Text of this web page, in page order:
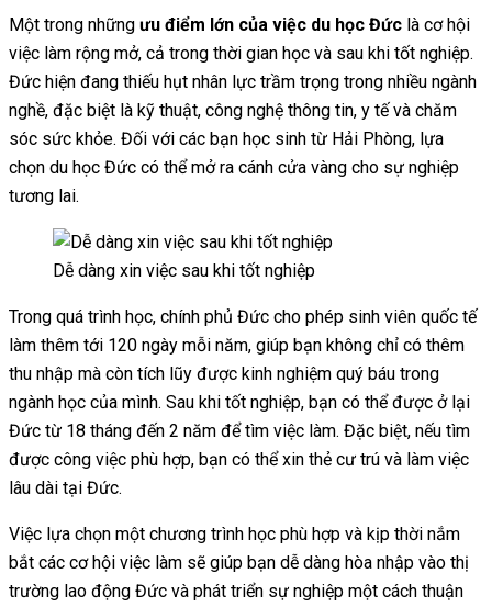
Một trong những ưu điểm lớn của việc du học Đức là cơ hội
việc làm rộng mở, cả trong thời gian học và sau khi tốt nghiệp.
Đức hiện đang thiếu hụt nhân lực trầm trọng trong nhiều ngành
nghề, đặc biệt là kỹ thuật, công nghệ thông tin, y tế và chăm
sóc sức khỏe. Đối với các bạn học sinh từ Hải Phòng, lựa
chọn du học Đức có thể mở ra cánh cửa vàng cho sự nghiệp
tương lai.
Dễ dàng xin việc sau khi tốt nghiệp
Trong quá trình học, chính phủ Đức cho phép sinh viên quốc tế
làm thêm tới 120 ngày mỗi năm, giúp bạn không chỉ có thêm
thu nhập mà còn tích lũy được kinh nghiệm quý báu trong
ngành học của mình. Sau khi tốt nghiệp, bạn có thể được ở lại
Đức từ 18 tháng đến 2 năm để tìm việc làm. Đặc biệt, nếu tìm
được công việc phù hợp, bạn có thể xin thẻ cư trú và làm việc
lâu dài tại Đức.
Việc lựa chọn một chương trình học phù hợp và kịp thời nắm
bắt các cơ hội việc làm sẽ giúp bạn dễ dàng hòa nhập vào thị
trường lao động Đức và phát triển sự nghiệp một cách thuận